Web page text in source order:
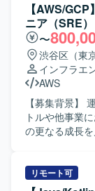
【AWS/
ニア（SRE）
〜
渋谷区（東
インフラエ
AWS
【募集背景】
トルや他事業
の更なる成長
の協業を通じ
ております。 【作業内容】 ・スマートフォン向けゲームお
リモート可